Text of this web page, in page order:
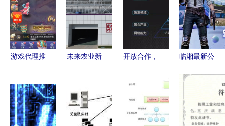
游戏代理推
富增长的关
键路径
未来农业新
摘“甜蜜果”
网络技术赋
开放合作，
联网生态链
——中国联
通网络技术
临湘最新公
络技术服务
指南